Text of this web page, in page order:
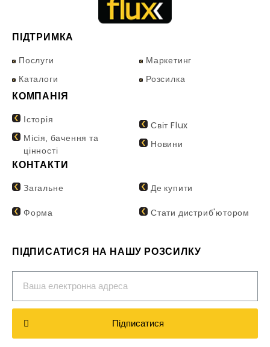
ПІДТРИМКА
Послуги
Каталоги
Маркетинг
Розсилка
КОМПАНІЯ
Історія
Місія, бачення та
цінності
Світ Flux
Новини
КОНТАКТИ
Загальне
Форма
Де купити
Стати дистриб'ютором
ПІДПИСАТИСЯ НА НАШУ РОЗСИЛКУ
Підписатися